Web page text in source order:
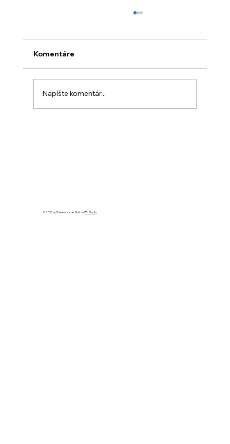
Komentáre
Napíšte komentár...
© 2035 by Business Name. Built onWix Studio